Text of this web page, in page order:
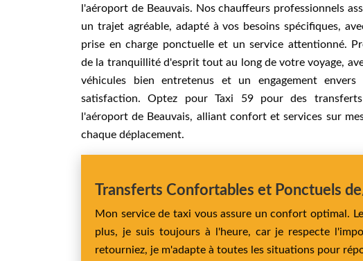
l'aéroport de Beauvais. Nos chauffeurs professionnels
un trajet agréable, adapté à vos besoins spécifiques,
prise en charge ponctuelle et un service attentionné.
de la tranquillité d'esprit tout au long de votre voyage,
véhicules bien entretenus et un engagement envers
satisfaction. Optez pour Taxi 59 pour des
l'aéroport de Beauvais, alliant confort et services sur
chaque déplacement.
Transferts Confortables et Ponctuels
Mon service de taxi vous assure un confort optimal.
plus, je suis toujours à l'heure, car je respecte
retourniez, je m'adapte à toutes les situations pour